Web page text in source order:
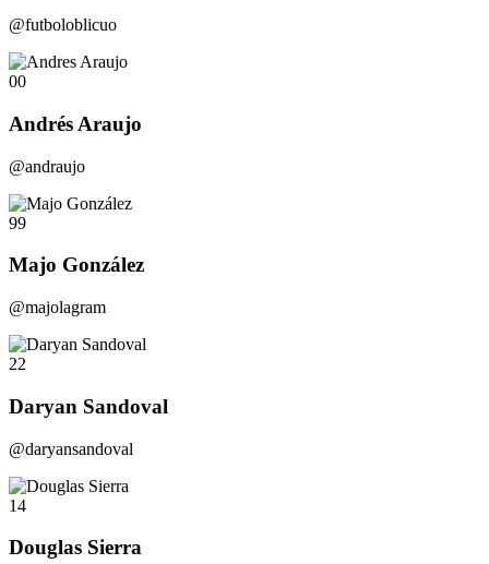
@futboloblicuo
00
Andrés Araujo
@andraujo
99
Majo González
@majolagram
22
Daryan Sandoval
@daryansandoval
14
Douglas Sierra